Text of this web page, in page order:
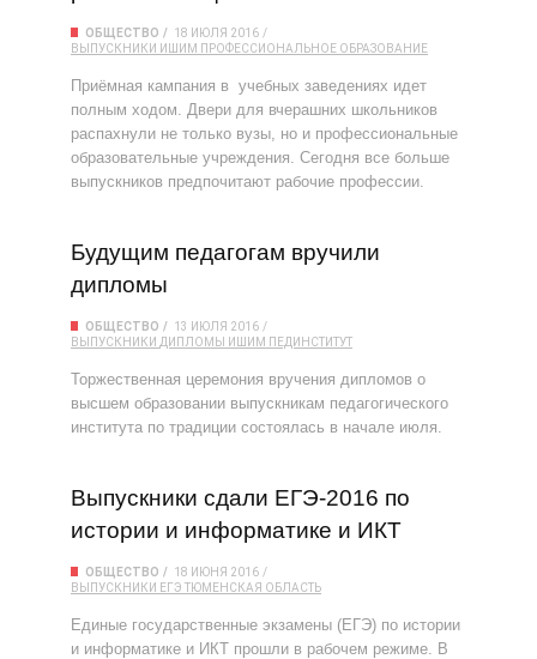
ОБЩЕСТВО
18 ИЮЛЯ 2016
ВЫПУСКНИКИ ИШИМ ПРОФЕССИОНАЛЬНОЕ ОБРАЗОВАНИЕ
Приёмная кампания в учебных заведениях идет
полным ходом. Двери для вчерашних школьников
распахнули не только вузы, но и профессиональные
образовательные учреждения. Сегодня все больше
выпускников предпочитают рабочие профессии.
Будущим педагогам вручили
дипломы
ОБЩЕСТВО
13 ИЮЛЯ 2016
ВЫПУСКНИКИ ДИПЛОМЫ ИШИМ ПЕДИНСТИТУТ
Торжественная церемония вручения дипломов о
высшем образовании выпускникам педагогического
института по традиции состоялась в начале июля.
Выпускники сдали ЕГЭ-2016 по
истории и информатике и ИКТ
ОБЩЕСТВО
18 ИЮНЯ 2016
ВЫПУСКНИКИ ЕГЭ ТЮМЕНСКАЯ ОБЛАСТЬ
Единые государственные экзамены (ЕГЭ) по истории
и информатике и ИКТ прошли в рабочем режиме. В